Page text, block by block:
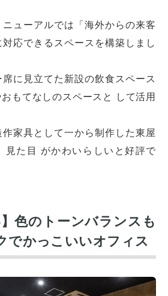
ューアルでは「海外からの来客
応できるスペースを構築しまし
に見立てた新設の飲食スペース
もてなしのスペースと して活用
家具として一から制作した東屋
見た目 がかわいらしいと好評で
】色のトーンバランスも
でかっこいいオフィス